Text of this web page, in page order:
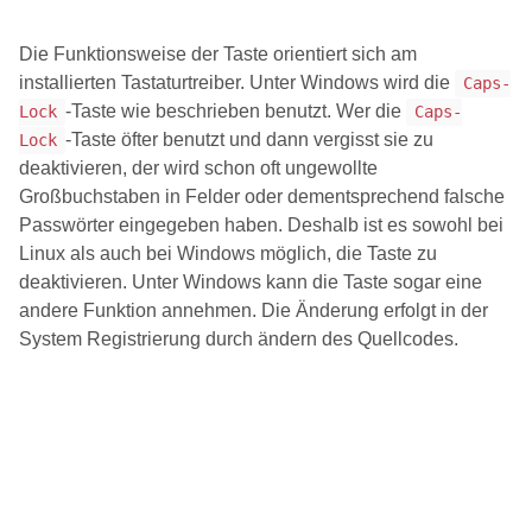
Die Funktionsweise der Taste orientiert sich am
installierten Tastaturtreiber. Unter Windows wird die
Caps-
Lock -Taste wie beschrieben benutzt. Wer die
Caps-
Lock -Taste öfter benutzt und dann vergisst sie zu
deaktivieren, der wird schon oft ungewollte
Großbuchstaben in Felder oder dementsprechend falsche
Passwörter eingegeben haben. Deshalb ist es sowohl bei
Linux als auch bei Windows möglich, die Taste zu
deaktivieren. Unter Windows kann die Taste sogar eine
andere Funktion annehmen. Die Änderung erfolgt in der
System Registrierung durch ändern des Quellcodes.